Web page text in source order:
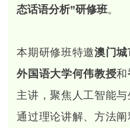
态话语分析”研修班。
本期研修班特邀澳门
外国语大学何伟教授和
主讲，聚焦人工智能与
通过理论讲解、方法